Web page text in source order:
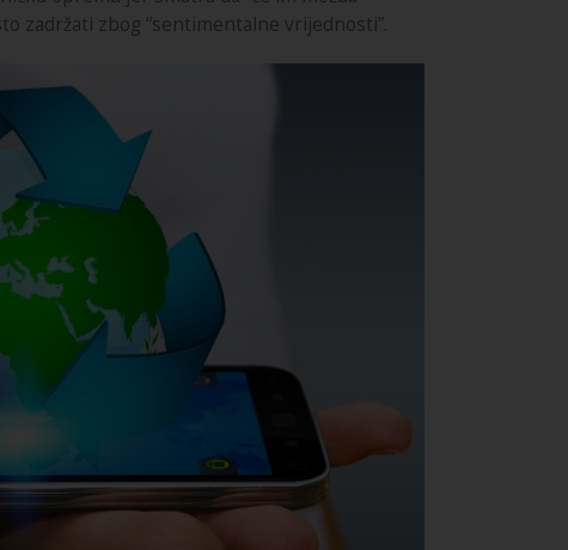
zadržati zbog “sentimentalne vrijednosti”.